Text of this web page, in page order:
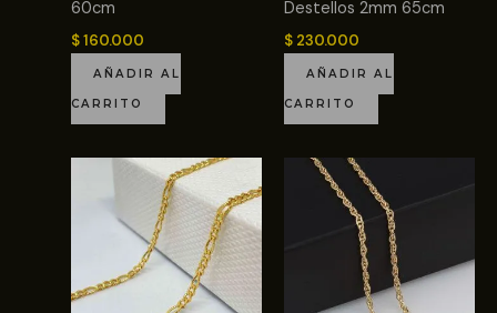
60cm
$160.000
AÑADIR AL
CARRITO
Destellos 2mm 65cm
$230.000
AÑADIR AL
CARRITO